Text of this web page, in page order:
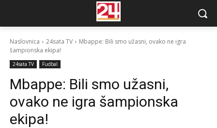
Naslovnica 24sata TV
Mbappe: Bili smo užasni, ovako ne igra
šampionska ekipa!
24sata TV Fudbal
Mbappe: Bili smo užasni,
ovako ne igra šampionska
ekipa!